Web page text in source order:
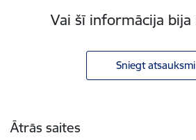
Vai šī informācija bija
Sniegt atsauksmi
Ātrās saites